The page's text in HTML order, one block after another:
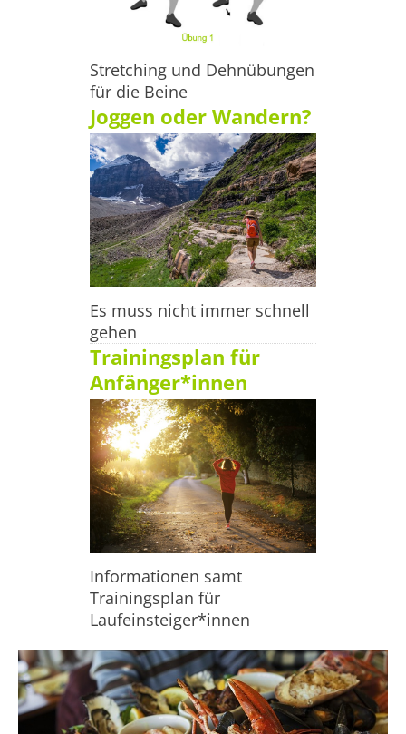
Stretching und Dehnübungen
für die Beine
Joggen oder Wandern?
Es muss nicht immer schnell
gehen
Trainingsplan für
Anfänger*innen
Informationen samt
Trainingsplan für
Laufeinsteiger*innen